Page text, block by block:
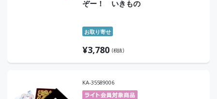
ぞー！ いきもの
お取り寄せ
¥3,780 (税抜)
KA-35589006